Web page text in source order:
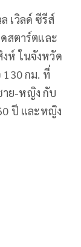
เวิลด์ ซีรีส์
สตาร์ตและ
ห์ ในจังหวัด
กม. ที่
ย-หญิง กับ
ปี และหญิง